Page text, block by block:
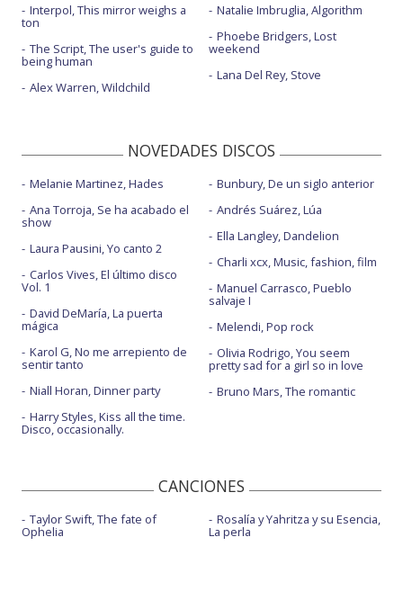
Interpol, This mirror weighs a
ton
The Script, The user's guide to
being human
Alex Warren, Wildchild
Natalie Imbruglia, Algorithm
Phoebe Bridgers, Lost
weekend
Lana Del Rey, Stove
NOVEDADES DISCOS
Melanie Martinez, Hades
Ana Torroja, Se ha acabado el
show
Laura Pausini, Yo canto 2
Carlos Vives, El último disco
Vol. 1
David DeMaría, La puerta
mágica
Karol G, No me arrepiento de
sentir tanto
Niall Horan, Dinner party
Harry Styles, Kiss all the time.
Disco, occasionally.
Bunbury, De un siglo anterior
Andrés Suárez, Lúa
Ella Langley, Dandelion
Charli xcx, Music, fashion, film
Manuel Carrasco, Pueblo
salvaje I
Melendi, Pop rock
Olivia Rodrigo, You seem
pretty sad for a girl so in love
Bruno Mars, The romantic
CANCIONES
Taylor Swift, The fate of
Ophelia
Rosalía y Yahritza y su Esencia,
La perla